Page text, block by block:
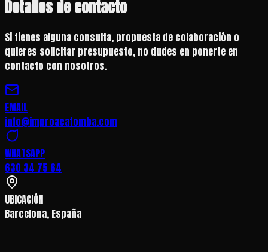
Detalles de contacto
Si tienes alguna consulta, propuesta de colaboración o
quieres solicitar presupuesto, no dudes en ponerte en
contacto con nosotros.
EMAIL
info@improacatomba.com
WHATSAPP
630 34 75 64
UBICACIÓN
Barcelona, España